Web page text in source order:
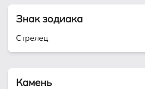
Знак зодиака
Стрелец
Камень